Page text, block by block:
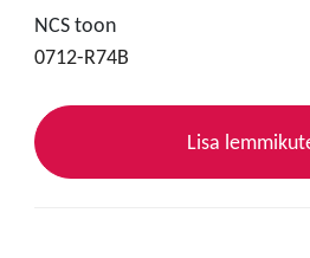
NCS toon
0712-R74B
Lisa